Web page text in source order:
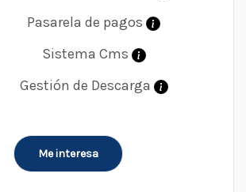
Pasarela de pagos
Sistema Cms
Gestión de Descarga
Me interesa